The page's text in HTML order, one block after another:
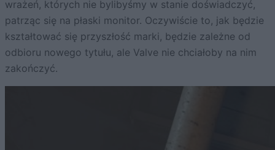
wrażeń, których nie bylibyśmy w stanie doświadczyć,
patrząc się na płaski monitor. Oczywiście to, jak będzie
kształtować się przyszłość marki, będzie zależne od
odbioru nowego tytułu, ale Valve nie chciałoby na nim
zakończyć.